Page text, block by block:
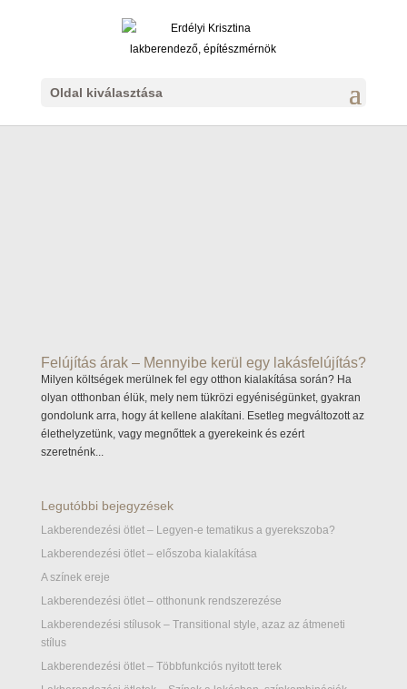
Oldal kiválasztása
Felújítás árak – Mennyibe kerül egy lakásfelújítás?
Milyen költségek merülnek fel egy otthon kialakítása során? Ha
olyan otthonban élük, mely nem tükrözi egyéniségünket, gyakran
gondolunk arra, hogy át kellene alakítani. Esetleg megváltozott az
élethelyzetünk, vagy megnőttek a gyerekeink és ezért
szeretnénk...
Legutóbbi bejegyzések
Lakberendezési ötlet – Legyen-e tematikus a gyerekszoba?
Lakberendezési ötlet – előszoba kialakítása
A színek ereje
Lakberendezési ötlet – otthonunk rendszerezése
Lakberendezési stílusok – Transitional style, azaz az átmeneti
stílus
Lakberendezési ötlet – Többfunkciós nyitott terek